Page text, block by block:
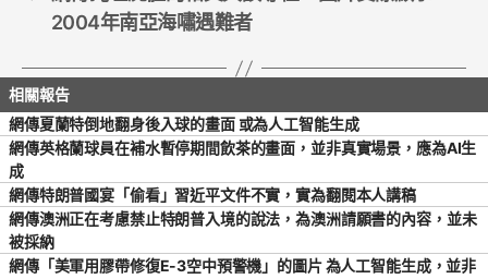
2004年南亞海嘯遇難者
網傳夏蘭特倒地翻身後入球的畫面 或為人工智能生成
網傳英格蘭球員在補水暫停期間飲茶的畫面，並非真實場景，應為AI生
成
網傳特朗普國宴「偷看」習近平文件不實，實為翻閱本人講稿
網傳澳洲正在考慮禁止特朗普入境的說法，為澳洲請願書的內容，並未
被採納
網傳「美軍用膠帶修復E-3空中預警機」的圖片 為人工智能生成，並非